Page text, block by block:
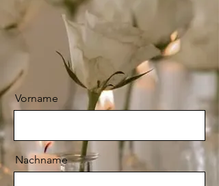
Vorname
Nachname